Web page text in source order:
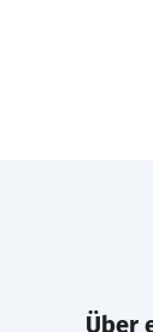
Über